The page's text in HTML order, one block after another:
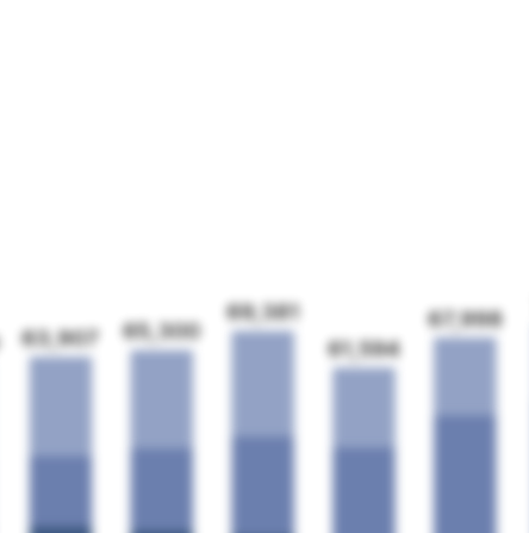
63,907 65,300
69,381
61,594
67,998